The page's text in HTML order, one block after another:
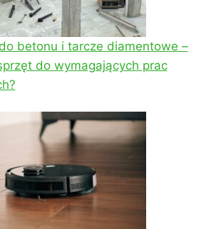
betonu i tarcze diamentowe –
do wymagających prac